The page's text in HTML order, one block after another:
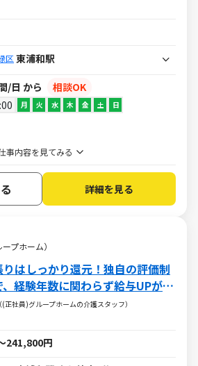
区 東浦和駅
/日 から
相談OK
月 火 水 木 金 土 日
事内容を見てみる
詳細を見る
プホーム）
りはしっかり還元！独自の評価制
、経験年数に関わらず給与UPが可
正社員)グループホームの介護スタッフ）
241,800円